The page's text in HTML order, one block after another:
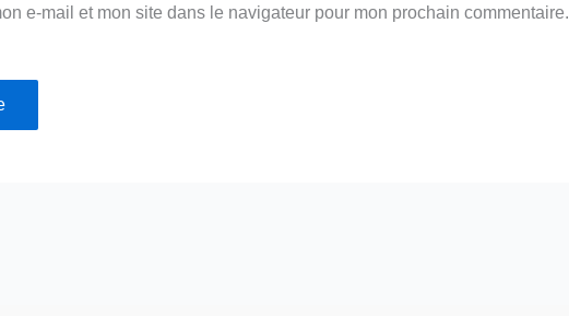
e-mail et mon site dans le navigateur pour mon prochain commentaire.